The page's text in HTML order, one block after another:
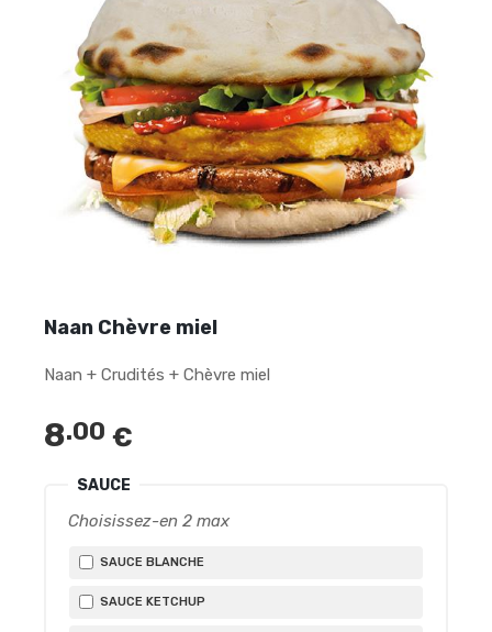
Naan Chèvre miel
Naan + Crudités + Chèvre miel
8.00 €
SAUCE
Choisissez-en 2 max
SAUCE BLANCHE
SAUCE KETCHUP